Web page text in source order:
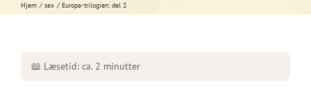
Hjem sex Europa-trilogien: del 2
📖 Læsetid: ca. 2 minutter